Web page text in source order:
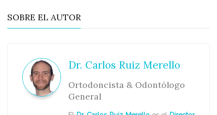
SOBRE EL AUTOR
Dr. Carlos Ruiz Merello
Ortodoncista & Odontólogo
General